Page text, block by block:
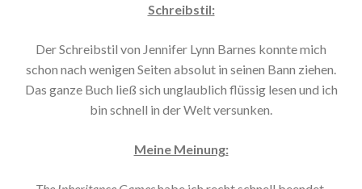
Schreibstil:
Der Schreibstil von Jennifer Lynn Barnes konnte mich
schon nach wenigen Seiten absolut in seinen Bann ziehen.
Das ganze Buch ließ sich unglaublich flüssig lesen und ich
bin schnell in der Welt versunken.
Meine Meinung: